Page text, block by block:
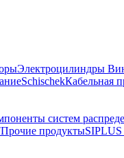
Электроцилиндры
SchischekКабельная
систем
Прочие продуктыSIPLUS